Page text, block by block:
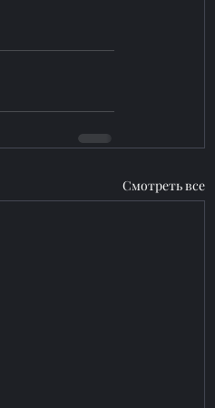
Смотреть все